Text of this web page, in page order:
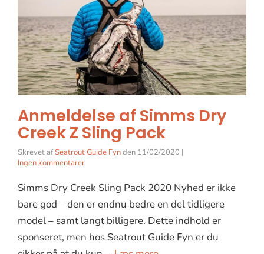
Anmeldelse af Simms Dry
Creek Z Sling Pack
Skrevet afSeatrout Guide Fynden 11/02/2020 |
Ingen kommentarer
Simms Dry Creek Sling Pack 2020 Nyhed er ikke
bare god – den er endnu bedre en del tidligere
model – samt langt billigere. Dette indhold er
sponseret, men hos Seatrout Guide Fyn er du